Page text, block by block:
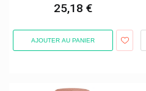
25,18 €
AJOUTER AU PANIER